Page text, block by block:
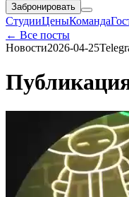
Забронировать
СтудииЦеныКоманда
← Все посты
Новости2026-04-25